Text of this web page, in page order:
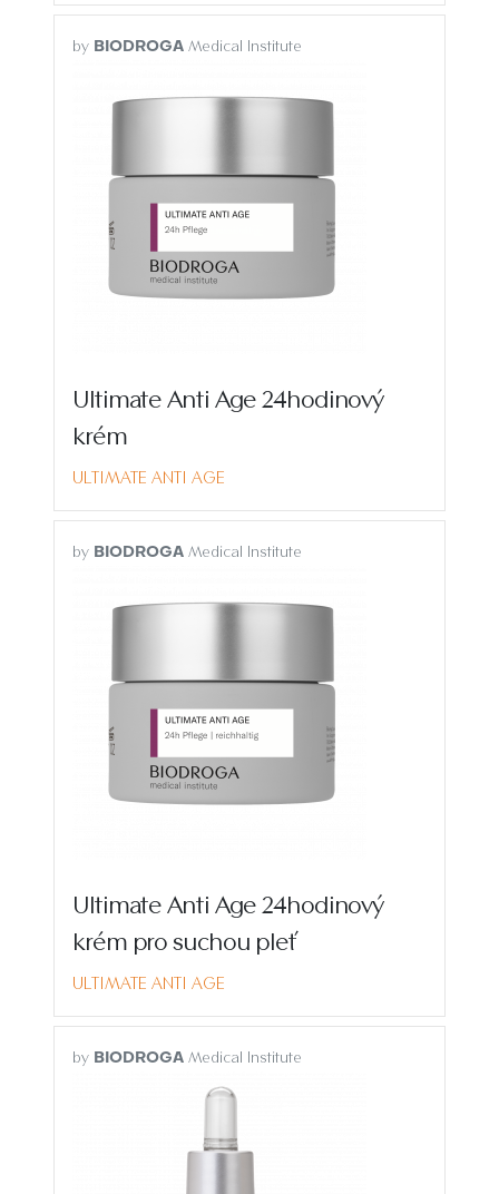
by BIODROGA Medical Institute
Ultimate Anti Age 24hodinový
krém
ULTIMATE ANTI AGE
by BIODROGA Medical Institute
Ultimate Anti Age 24hodinový
krém pro suchou pleť
ULTIMATE ANTI AGE
by BIODROGA Medical Institute